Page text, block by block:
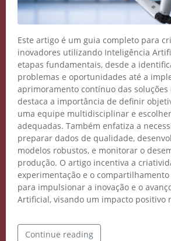
Este artigo é um guia completo para
inovadores utilizando Inteligência
etapas fundamentais, desde a
problemas e oportunidades até a
aprimoramento contínuo das soluções
destaca a importância de definir
uma equipe multidisciplinar e
adequadas. Também enfatiza a
preparar dados de qualidade,
modelos robustos, e monitorar o
produção. O artigo incentiva a
experimentação e o
para impulsionar a inovação e o
Artificial, visando um impacto positivo
Continue reading